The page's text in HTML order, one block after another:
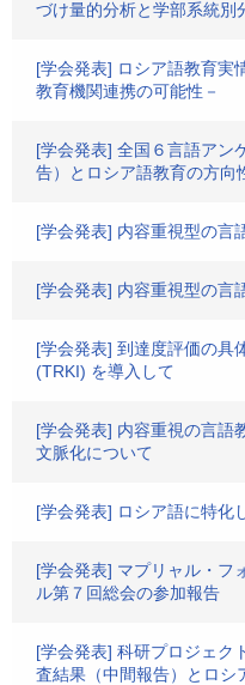
づけ量的分析と学部系統別
[学会発表] ロシア語教育実
教育機関連携の可能性－
[学会発表] 全国６言語アン
告）とロシア語教育の方向
[学会発表] 内容重視型の言
[学会発表] 内容重視型の言
[学会発表] 到達度評価の具
(TRKI) を導入して
[学会発表] 内容重視の言語
文脈化について
[学会発表] ロシア語に特化
[学会発表] マプリャル・フ
ル第７回総会の参加報告
[学会発表] 科研プロジェク
査結果（中間報告）とロシ